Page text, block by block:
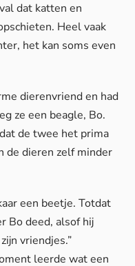
dat katten en
Heel vaak
het kan soms even
dierenvriend en had
ze een beagle, Bo.
de twee het prima
de dieren zelf minder
een beetje. Totdat
Bo deed, alsof hij
vriendjes.”
leerde wat een